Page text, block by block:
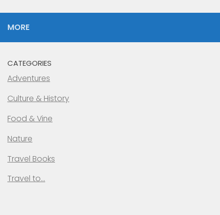
MORE
CATEGORIES
Adventures
Culture & History
Food & Vine
Nature
Travel Books
Travel to…